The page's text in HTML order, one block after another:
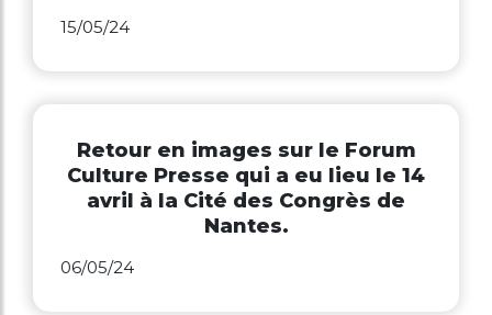
15/05/24
Retour en images sur le Forum
Culture Presse qui a eu lieu le 14
avril à la Cité des Congrès de
Nantes.​
06/05/24